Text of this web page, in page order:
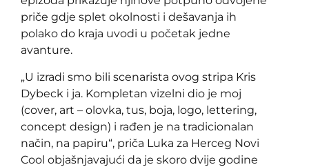
priče gdje splet okolnosti i dešavanja ih
polako do kraja uvodi u početak jedne
avanture.
„U izradi smo bili scenarista ovog stripa Kris
Dybeck i ja. Kompletan vizelni dio je moj
(cover, art – olovka, tus, boja, logo, lettering,
concept design) i rađen je na tradicionalan
način, na papiru“, priča Luka za Herceg Novi
Cool objašnjavajući da je skoro dvije godine